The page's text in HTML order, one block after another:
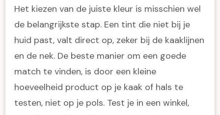
Het kiezen van de juiste kleur is misschien wel
de belangrijkste stap. Een tint die niet bij je
huid past, valt direct op, zeker bij de kaaklijnen
en de nek. De beste manier om een goede
match te vinden, is door een kleine
hoeveelheid product op je kaak of hals te
testen, niet op je pols. Test je in een winkel,